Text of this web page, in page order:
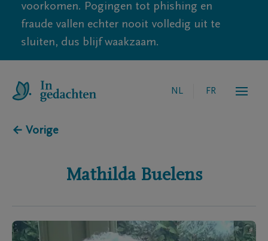
voorkomen. Pogingen tot phishing en
fraude vallen echter nooit volledig uit te
sluiten, dus blijf waakzaam.
NL FR
← Vorige
Mathilda Buelens